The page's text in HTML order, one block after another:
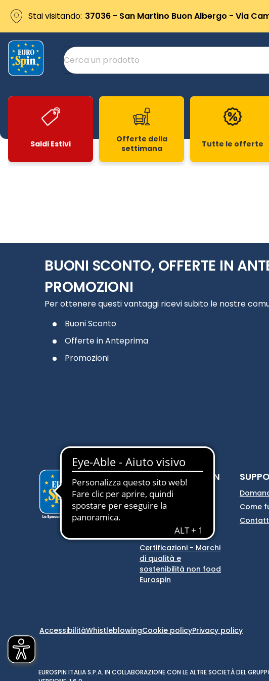
Stai visitando: 37036 - San Martino Buon Albergo - Via
Saldi Estivi
Offerte della
settimana
Tutte le offerte
BUONI SCONTO, OFFERTE IN
PROMOZIONI
Per ottenere questi vantaggi ricevi subito le nostre
Buoni Sconto
Offerte in Anteprima
Promozioni
SCOPRI EUROSPIN
Eurospin
Eurospin Viaggi
Comunicazioni
Certificazioni - Marchi
di qualità e
sostenibilità non food
Eurospin
Come
AccessibilitàWhistleblowingCookie policyPrivacy policy
EUROSPIN ITALIA S.P.A. IN COLLABORAZIONE CON LE ALTRE SOCIETÀ DEL